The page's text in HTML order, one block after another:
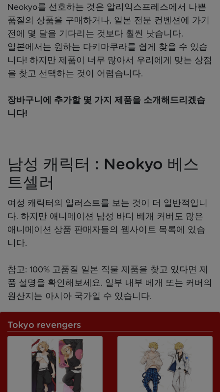
Neokyo를 선호하는 것은 알리익스프레스에서 나쁜
품질의 상품을 구매하거나, 일본 전문 컨벤션에 가기
전에 몇 달을 기다리는 것보다 훨씬 낫습니다.
일본에서는 원하는 다키마쿠라를 쉽게 찾을 수 있습
니다! 하지만 제품이 너무 많아서 우리에게 맞는 상점
을 찾고 선택하는 것이 어렵습니다.
장바구니에 추가할 몇 가지 제품을 소개해드리겠습
니다!
남성 캐릭터 : Neokyo 베스
트셀러
여성 캐릭터의 일러스트를 보는 것이 더 일반적입니
다. 하지만 애니메이션 남성 바디 베개 커버도 많은
애니메이션 상품 판매자들의 웹사이트 목록에 있습
니다.
참고: 100% 고품질 일본 직물 제품을 찾고 있다면 제
품 설명을 확인해보세요. 일부 내부 베개 또는 커버의
원산지는 아시아 국가일 수 있습니다.
Tokyo revengers